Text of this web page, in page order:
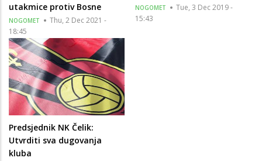
utakmice protiv Bosne
NOGOMET
Thu, 2 Dec 2021 -
18:45
NOGOMET
Tue, 3 Dec 2019 -
15:43
Predsjednik NK Čelik:
Utvrditi sva dugovanja
kluba